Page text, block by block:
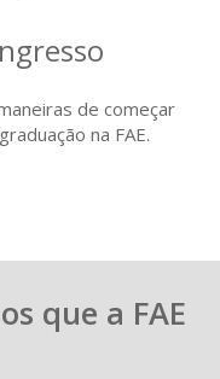
de começar
na FAE.
que a FAE